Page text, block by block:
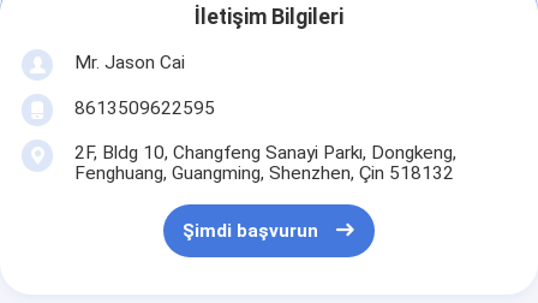
İletişim Bilgileri
Mr. Jason Cai
8613509622595
2F, Bldg 10, Changfeng Sanayi Parkı, Dongkeng,
Fenghuang, Guangming, Shenzhen, Çin 518132
Şimdi başvurun